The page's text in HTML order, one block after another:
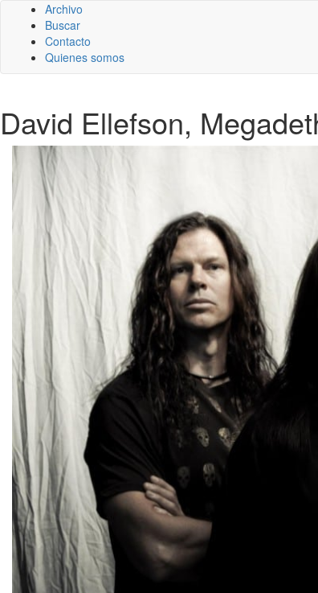
Archivo
Buscar
Contacto
Quienes somos
David Ellefson,